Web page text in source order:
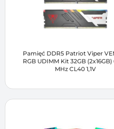
Pamięć DDR5 Patriot Viper
RGB UDIMM Kit 32GB
MHz CL40 1,1V